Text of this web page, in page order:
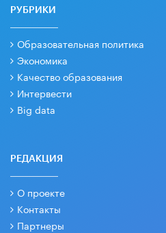
РУБРИКИ
Образовательная политика
Экономика
Качество образования
Интервести
Big data
РЕДАКЦИЯ
О проекте
Контакты
Партнеры